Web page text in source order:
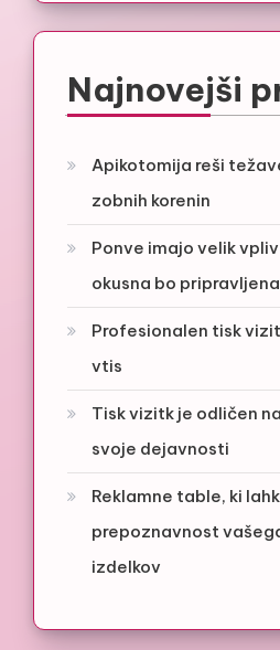
Najnovejši
Apikotomija reši
zobnih korenin
Ponve imajo velik
okusna bo
Profesionalen tisk
vtis
Tisk vizitk je odličen
svoje dejavnosti
Reklamne table, ki
prepoznavnost
izdelkov